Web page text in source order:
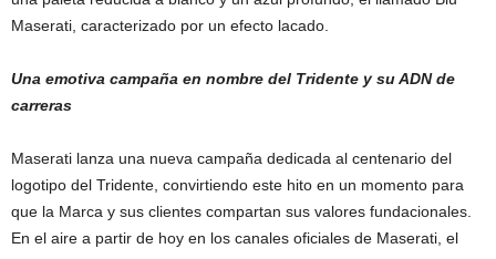
Maserati, caracterizado por un efecto lacado.
Una emotiva campaña en nombre del Tridente y su ADN de
carreras
Maserati lanza una nueva campaña dedicada al centenario del
logotipo del Tridente, convirtiendo este hito en un momento para
que la Marca y sus clientes compartan sus valores fundacionales.
En el aire a partir de hoy en los canales oficiales de Maserati, el